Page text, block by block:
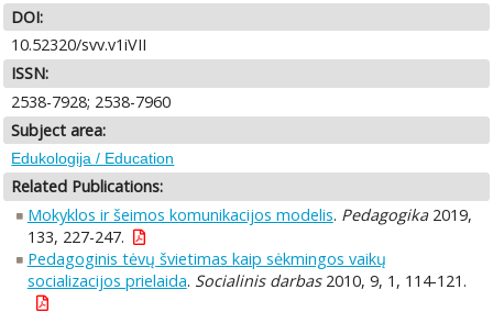
DOI:
10.52320/svv.v1iVII
ISSN:
2538-7928; 2538-7960
Subject area:
Edukologija / Education
Related Publications:
Mokyklos ir šeimos komunikacijos modelis. Pedagogika2019,
133, 227-247.
Pedagoginis tėvų švietimas kaip sėkmingos vaikų
socializacijos prielaida. Socialinis darbas2010, 9, 1, 114-121.